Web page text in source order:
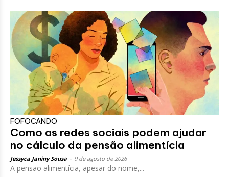
FOFOCANDO
Como as redes sociais podem ajudar
no cálculo da pensão alimentícia
Jessyca Janiny Sousa 9 de agosto de 2026
A pensão alimentícia, apesar do nome,...